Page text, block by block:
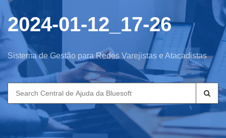
2024-01-12_17-26
Sistema de Gestão para Redes Varejistas e Atacadistas
Search
for: